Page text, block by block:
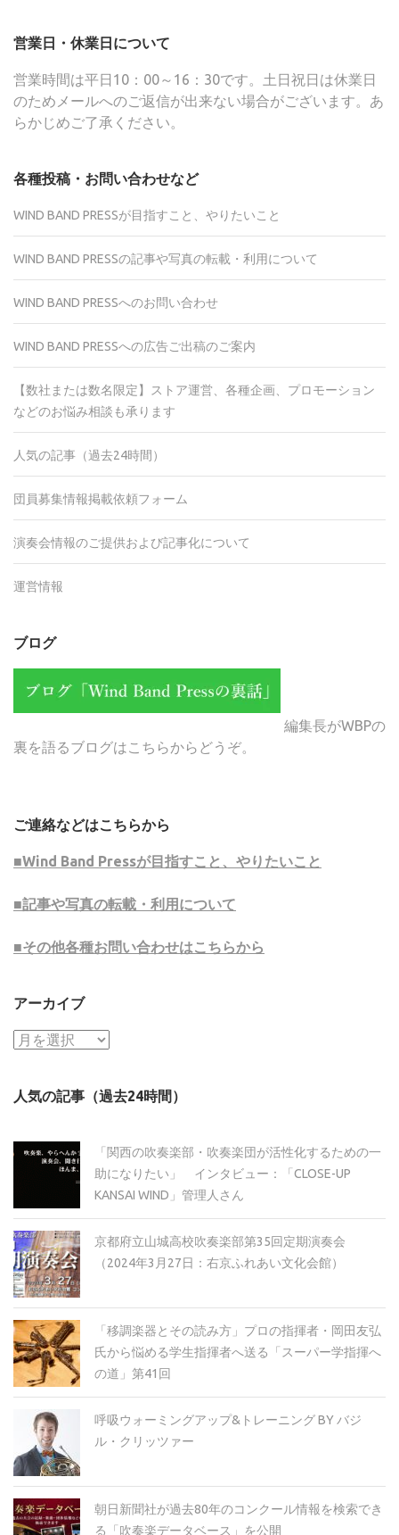
営業日・休業日について
営業時間は平日10：00～16：30です。土日祝日は休業日
のためメールへのご返信が出来ない場合がございます。あ
らかじめご了承ください。
各種投稿・お問い合わせなど
WIND BAND PRESSが目指すこと、やりたいこと
WIND BAND PRESSの記事や写真の転載・利用について
WIND BAND PRESSへのお問い合わせ
WIND BAND PRESSへの広告ご出稿のご案内
【数社または数名限定】ストア運営、各種企画、プロモーション
などのお悩み相談も承ります
人気の記事（過去24時間）
団員募集情報掲載依頼フォーム
演奏会情報のご提供および記事化について
運営情報
ブログ
編集長がWBPの
裏を語るブログはこちらからどうぞ。
ご連絡などはこちらから
■Wind Band Pressが目指すこと、やりたいこと
■記事や写真の転載・利用について
■その他各種お問い合わせはこちらから
アーカイブ
ア
イ
人気の記事（過去24時間）
「関西の吹奏楽部・吹奏楽団が活性化するための一
助になりたい」 インタビュー：「CLOSE-UP
KANSAI WIND」管理人さん
京都府立山城高校吹奏楽部第35回定期演奏会
（2024年3月27日：右京ふれあい文化会館）
「移調楽器とその読み方」プロの指揮者・岡田友弘
氏から悩める学生指揮者へ送る「スーパー学指揮へ
の道」第41回
呼吸ウォーミングアップ&トレーニング BY バジ
ル・クリッツァー
朝日新聞社が過去80年のコンクール情報を検索でき
る「吹奏楽データベース」を公開